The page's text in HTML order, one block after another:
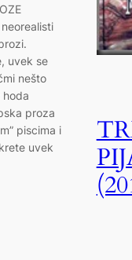
uvek se
nešto
proza
piscima i
uvek